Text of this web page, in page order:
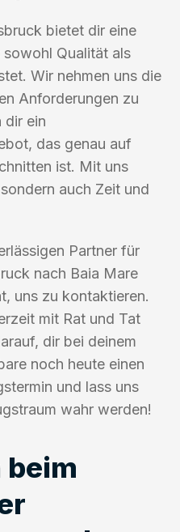
bietet dir eine
Qualität als
Wir nehmen uns die
Anforderungen zu
dir ein
das genau auf
ist. Mit uns
auch Zeit und
Partner für
nach Baia Mare
uns zu kontaktieren.
mit Rat und Tat
dir bei deinem
noch heute einen
und lass uns
wahr werden!
beim